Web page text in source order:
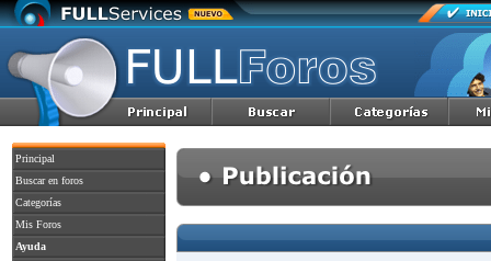
Principal
Buscar en foros
Categorías
Mis Foros
Ayuda